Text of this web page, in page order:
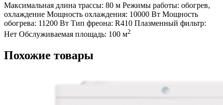
Максимальная длина трассы: 80 м Режимы работы: обогрев,
охлаждение Мощность охлаждения: 10000 Вт Мощность
обогрева: 11200 Вт Тип фреона: R410 Плазменный фильтр:
Нет Обслуживаемая площадь: 100 м2
Похожие товары